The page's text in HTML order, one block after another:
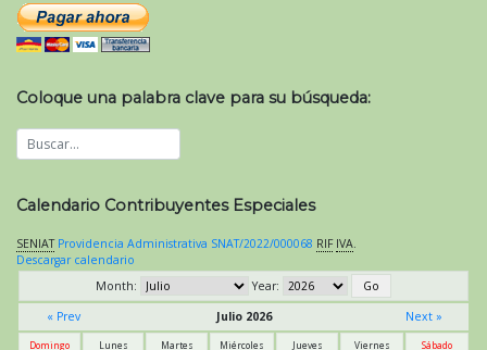
Coloque una palabra clave para su búsqueda:
Calendario Contribuyentes Especiales
SENIAT Providencia Administrativa SNAT/2022/000068 RIF IVA
Descargar calendario
Month:
Year:
« Prev
Julio 2026 Next »
Domingo Lunes Martes Miércoles Jueves Viernes Sábado